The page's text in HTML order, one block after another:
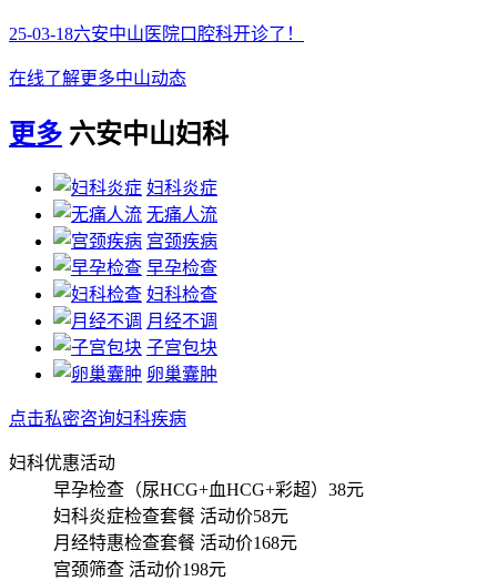
25-03-18六安中山医院口腔科开诊了！
在线了解更多中山动态
更多 六安中山妇科
妇科炎症
无痛人流
宫颈疾病
早孕检查
妇科检查
月经不调
子宫包块
卵巢囊肿
点击私密咨询妇科疾病
妇科优惠活动
早孕检查（尿HCG+血HCG+彩超） 38元
妇科炎症检查套餐 活动价58元
月经特惠检查套餐 活动价168元
宫颈筛查 活动价198元